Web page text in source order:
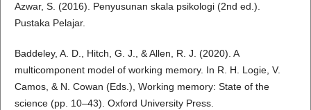
Azwar, S. (2016). Penyusunan skala psikologi (2nd ed.).
Pustaka Pelajar.
Baddeley, A. D., Hitch, G. J., & Allen, R. J. (2020). A
multicomponent model of working memory. In R. H. Logie, V.
Camos, & N. Cowan (Eds.), Working memory: State of the
science (pp. 10–43). Oxford University Press.